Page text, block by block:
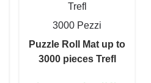
Trefl
3000 Pezzi
Puzzle Roll Mat up to
3000 pieces Trefl